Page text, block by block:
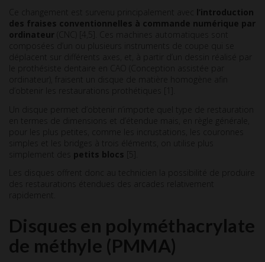
Ce changement est survenu principalement avec l’introduction
des fraises conventionnelles à commande numérique par
ordinateur
(CNC) [4,5]. Ces machines automatiques sont
composées d’un ou plusieurs instruments de coupe qui se
déplacent sur différents axes, et, à partir d’un dessin réalisé par
le prothésiste dentaire en CAO (Conception assistée par
ordinateur), fraisent un disque de matière homogène afin
d’obtenir les restaurations prothétiques [1].
Un disque permet d’obtenir n’importe quel type de restauration
en termes de dimensions et d’étendue mais, en règle générale,
pour les plus petites, comme les incrustations, les couronnes
simples et les bridges à trois éléments, on utilise plus
simplement des petits blocs
Les disques offrent donc au technicien la possibilité de produire
des restaurations étendues des arcades relativement
rapidement.
Disques en polyméthacrylate
de méthyle (PMMA)